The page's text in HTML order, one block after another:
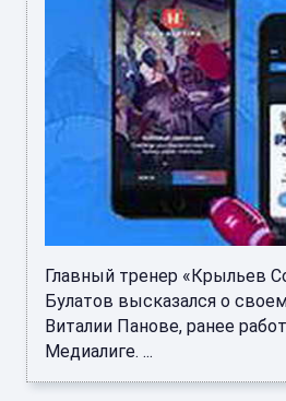
Главный тренер «Крыльев
Булатов высказался о
Виталии Панове, ранее
Медиалиге. ...